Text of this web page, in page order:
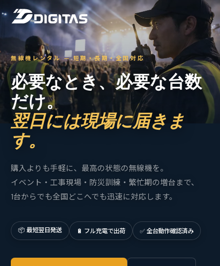
無線機レンタル — 短期・長期・全国対応
必要なとき、必要な台数
だけ。
翌日には現場に届きま
す。
購入よりも手軽に、最高の状態の無線機を。
イベント・工事現場・防災訓練・繁忙期の増台まで、
1台からでも全国どこへでも迅速に対応します。
📦 最短翌日発送 🔋 フル充電で出荷 ✅ 全台動作確認済み